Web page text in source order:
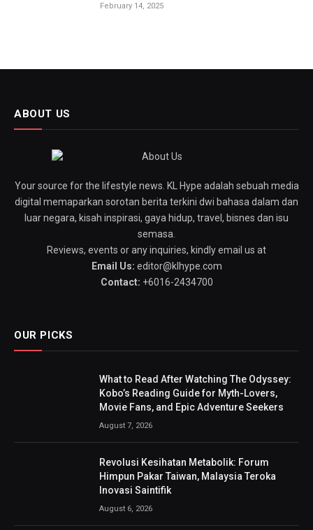
February 14, 2025
ABOUT US
Your source for the lifestyle news. KL Hype adalah sebuah media
digital memaparkan sorotan berita terkini dwi bahasa dalam dan
luar negara, kisah inspirasi, gaya hidup, travel, bisnes dan isu
semasa.
Reviews, events or any inquiries, kindly email us at
Email Us: editor@klhype.com
Contact: +6016-2434700
OUR PICKS
What to Read After Watching The Odyssey:
Kobo’s Reading Guide for Myth-Lovers,
Movie Fans, and Epic Adventure Seekers
August 7, 2026
Revolusi Kesihatan Metabolik: Forum
Himpun Pakar Taiwan, Malaysia Teroka
Inovasi Saintifik
August 6, 2026